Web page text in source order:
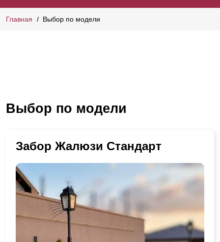
Главная Выбор по модели
Выбор по модели
Забор Жалюзи Стандарт